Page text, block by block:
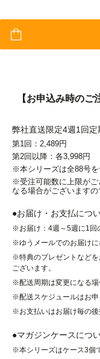
【お申込み時のご
弊社直送限定4週1回
第1回：2,489円
第2回以降：各3,998円
※本シリーズは全88号を
※受注可能数に上限がご
なる場合がございますの
●お届け・お支払につ
※お届け：4週～5週に1回
※ゆうメールでのお届けに
※特典のプレゼントなど
ございます。
※配送周期は変更になる場
※配送スケジュールはお申
※お支払いはお届け毎の後
●マガジンケースにつ
※本シリーズはケース3個